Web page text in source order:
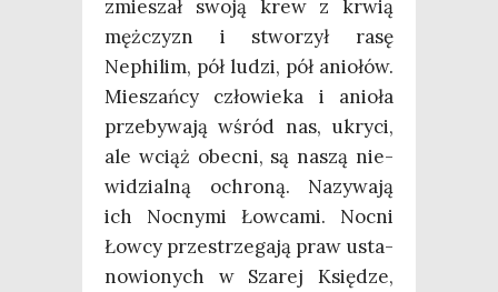
zmie­szał swo­ją krew z krwią
męż­czyzn i stwo­rzył rasę
Nephi­lim, pół ludzi, pół anio­łów.
Mie­szań­cy czło­wie­ka i anio­ła
prze­by­wa­ją wśród nas, ukry­ci,
ale wciąż obec­ni, są naszą nie­
wi­dzial­ną ochro­ną. Nazy­wa­ją
ich Noc­ny­mi Łow­ca­mi. Noc­ni
Łow­cy prze­strze­ga­ją praw usta­
no­wio­nych w Sza­rej Księ­dze,